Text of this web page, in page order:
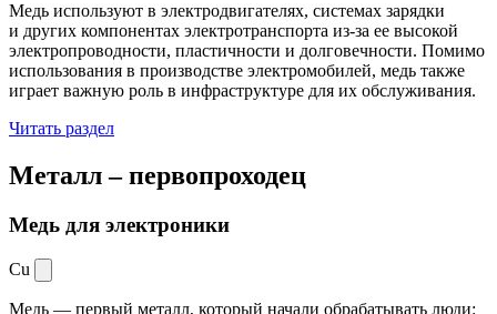
Медь используют в электродвигателях, системах зарядки
и других компонентах электротранспорта из-за ее высокой
электропроводности, пластичности и долговечности. Помимо
использования в производстве электромобилей, медь также
играет важную роль в инфраструктуре для их обслуживания.
Читать раздел
Металл –первопроходец
Медь для электроники
Cu
Медь — первый металл, который начали обрабатывать люди: